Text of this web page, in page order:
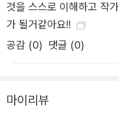
똑같은 사람이이에요. 나
있는데 ‘나’는 그럴 수 없
로 ‘나’도 버스에 탈 수 있
불이 났을 때 대피할 수 있어야 해요. 그
로 이렇게요. 그냥 지나치던 일상에서 한 번씩만 나를 떠올
것을 스스로 이해하고 작
가 될거같아요!!
공감 (0) 댓글 (0)
마이리뷰